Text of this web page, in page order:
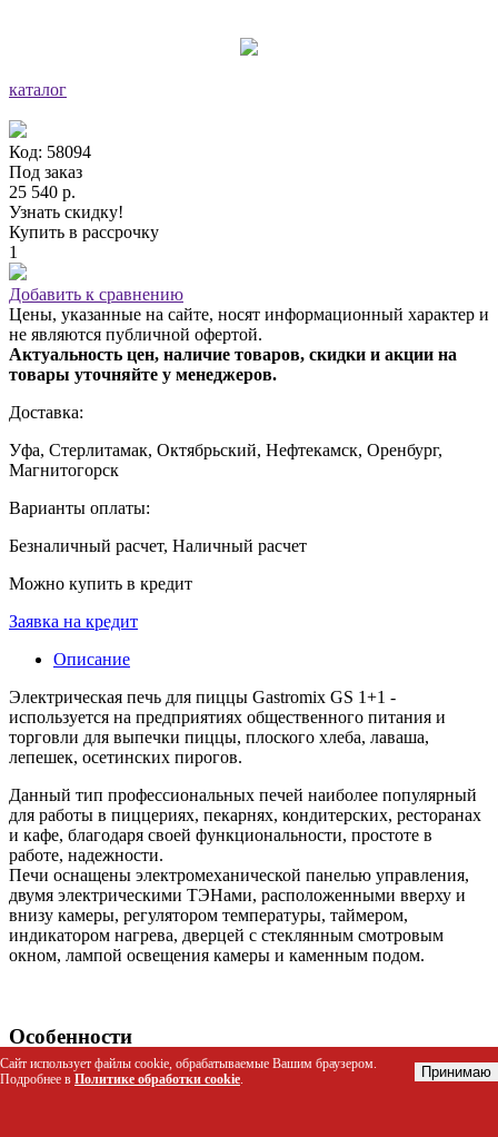
каталог
Код: 58094
Под заказ
25 540 р.
Узнать скидку!
Купить в рассрочку
1
Добавить к сравнению
Цены, указанные на сайте, носят информационный характер и
не являются публичной офертой.
Актуальность цен, наличие товаров, скидки и акции на
товары уточняйте у менеджеров.
Доставка:
Уфа, Стерлитамак, Октябрьский, Нефтекамск, Оренбург,
Магнитогорск
Варианты оплаты:
Безналичный расчет, Наличный расчет
Можно купить в кредит
Заявка на кредит
Описание
Электрическая печь для пиццы Gastromix GS 1+1 -
используется на предприятиях общественного питания и
торговли для выпечки пиццы, плоского хлеба, лаваша,
лепешек, осетинских пирогов.
Данный тип профессиональных печей наиболее популярный
для работы в пиццериях, пекарнях, кондитерских, ресторанах
и кафе, благодаря своей функциональности, простоте в
работе, надежности.
Печи оснащены электромеханической панелью управления,
двумя электрическими ТЭНами, расположенными вверху и
внизу камеры, регулятором температуры, таймером,
индикатором нагрева, дверцей с стеклянным смотровым
окном, лампой освещения камеры и каменным подом.
Особенности
Автономная работа верхнего и нижнего ТЭНа
Сайт использует файлы cookie, обрабатываемые Вашим браузером.
Подробнее в Политике обработки cookie. Принимаю